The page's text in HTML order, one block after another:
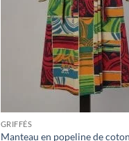
GRIFFÉS
Manteau en popeline de coton